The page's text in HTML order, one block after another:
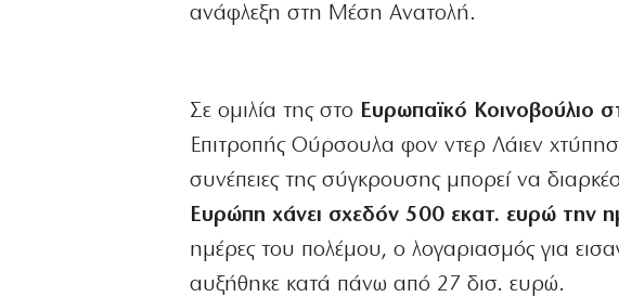
ανάφλεξη στη Μέση Ανατολή.
Σε ομιλία της στο Ευρωπαϊκό Κοινοβούλιο
Επιτροπής Ούρσουλα φον ντερ Λάιεν
συνέπειες της σύγκρουσης μπορεί να
Ευρώπη χάνει σχεδόν 500 εκατ. ευρώ την
ημέρες του πολέμου, ο λογαριασμός για
αυξήθηκε κατά πάνω από 27 δισ. ευρώ.